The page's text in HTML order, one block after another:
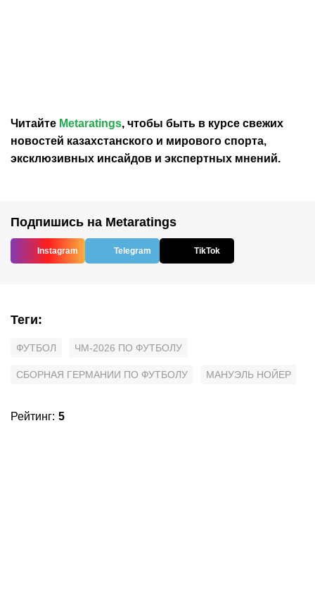
Читайте Metaratings, чтобы быть в курсе свежих
новостей казахстанского и мирового спорта,
эксклюзивных инсайдов и экспертных мнений.
Подпишись на Metaratings
Instagram Telegram TikTok
Теги:
ФУТБОЛ ЧМ-2026 ПО ФУТБОЛУ
СБОРНАЯ ГЕРМАНИИ ПО ФУТБОЛУ МАНУЭЛЬ НОЙЕР
Рейтинг: 5